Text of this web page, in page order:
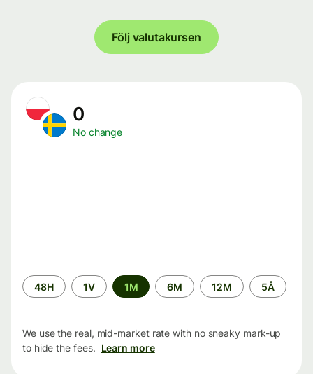
Följ valutakursen
0
No change
Time
period
48H 1V 1M 6M 12M 5Å
We use the real, mid-market rate with no sneaky mark-up
to hide the fees. Learn more